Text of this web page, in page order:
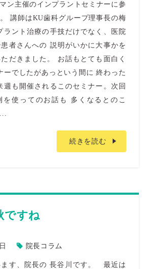
ン主催のインプラントセミナーに参
講師はKU歯科グループ理事長の梅
ラント治療の手技だけでなく、医院
者さんへの 説明がいかに大事かを
だきました。 お話もとても面白く
ーでしたがあっという間に 終わった
週も開催されるこのセミナー。次回
を使ってのお話も 多くなるとのこ
続きを読む
ですね
院長コラム
ます、院長の 長谷川です。 最近は